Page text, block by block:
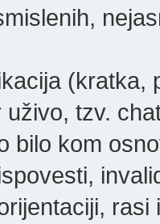
uživo, tzv.
bilo kom